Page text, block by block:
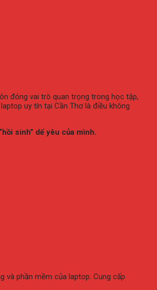
đóng vai trò quan trọng trong học tập,
uy tín tại Cần Thơ là điều không
sinh” dế yêu của mình.
và phần mềm của laptop. Cung cấp